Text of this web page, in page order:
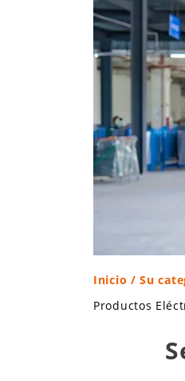
Inicio /Su
Productos